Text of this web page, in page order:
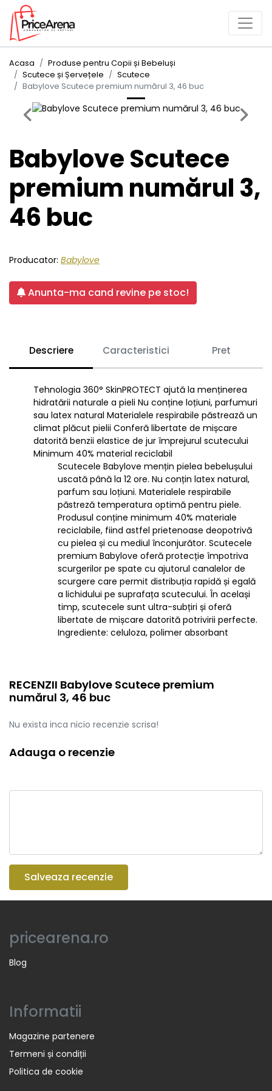
Acasa
Produse pentru Copii și Bebeluși
Scutece și Șervețele
Scutece
Babylove Scutece premium numărul 3, 46 buc
Previous Next
Babylove Scutece
premium numărul 3,
46 buc
Producator: Babylove
Anunta-ma cand revine pe stoc!
Descriere Caracteristici Pret
Tehnologia 360° SkinPROTECT ajută la menținerea
hidratării naturale a pieli Nu conține loțiuni, parfumuri
sau latex natural Materialele respirabile păstrează un
climat plăcut pielii Conferă libertate de mișcare
datorită benzii elastice de jur împrejurul scutecului
Minimum 40% material reciclabil
Scutecele Babylove mențin pielea bebelușului
uscată până la 12 ore. Nu conțin latex natural,
parfum sau loțiuni. Materialele respirabile
păstreză temperatura optimă pentru piele.
Produsul conține minimum 40% materiale
reciclabile, fiind astfel prietenoase deopotrivă
cu pielea și cu mediul înconjurător. Scutecele
premium Babylove oferă protecție împotriva
scurgerilor pe spate cu ajutorul canalelor de
scurgere care permit distribuția rapidă și egală
a lichidului pe suprafața scutecului. În același
timp, scutecele sunt ultra-subțiri și oferă
libertate de mișcare datorită potrivirii perfecte.
Ingrediente: celuloza, polimer absorbant
RECENZII Babylove Scutece premium
numărul 3, 46 buc
Nu exista inca nicio recenzie scrisa!
Adauga o recenzie
Salveaza recenzie
pricearena.ro
Blog
Informatii
Magazine partenere
Termeni și condiții
Politica de cookie